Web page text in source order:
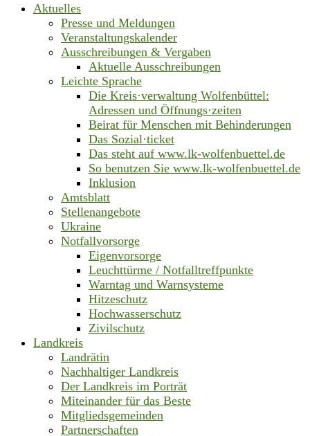
Aktuelles
Presse und Meldungen
Veranstaltungskalender
Ausschreibungen & Vergaben
Aktuelle Ausschreibungen
Leichte Sprache
Die Kreis·verwaltung Wolfenbüttel:
Adressen und Öffnungs·zeiten
Beirat für Menschen mit Behinderungen
Das Sozial·ticket
Das steht auf www.lk-wolfenbuettel.de
So benutzen Sie www.lk-wolfenbuettel.de
Inklusion
Amtsblatt
Stellenangebote
Ukraine
Notfallvorsorge
Eigenvorsorge
Leuchttürme / Notfalltreffpunkte
Warntag und Warnsysteme
Hitzeschutz
Hochwasserschutz
Zivilschutz
Landkreis
Landrätin
Nachhaltiger Landkreis
Der Landkreis im Porträt
Miteinander für das Beste
Mitgliedsgemeinden
Partnerschaften